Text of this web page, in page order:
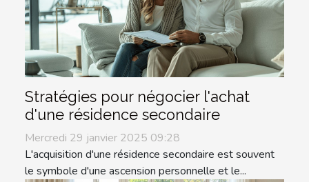
Stratégies pour négocier l'achat
d'une résidence secondaire
Mercredi 29 janvier 2025 09:28
L'acquisition d'une résidence secondaire est souvent
le symbole d'une ascension personnelle et le...